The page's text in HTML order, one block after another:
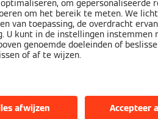
beschermd tegen de
en een frontafdekking van
glas kan reflectie verder
het warmteverlies.